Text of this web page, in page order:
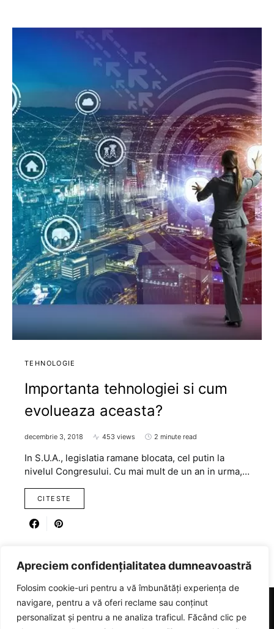
Apreciem confidențialitatea dumneavoastră
Folosim cookie-uri pentru a vă îmbunătăți experiența de
navigare, pentru a vă oferi reclame sau conținut
personalizat și pentru a ne analiza traficul. Făcând clic pe
TEHNOLOGIE
Importanta tehnologiei si cum
evolueaza aceasta?
decembrie 3, 2018 453 views 2 minute read
In S.U.A., legislatia ramane blocata, cel putin la
nivelul Congresului. Cu mai mult de un an in urma,…
CITESTE